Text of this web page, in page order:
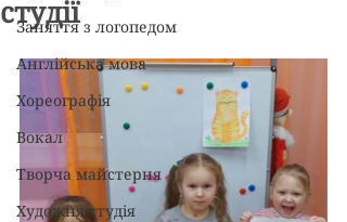
Заняття з логопедом
Англійська мова
Хореографія
Вокал
Творча майстерня
Художня студія
студії